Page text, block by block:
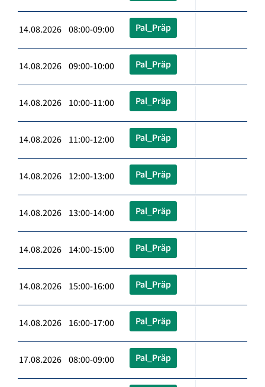
14.08.2026 08:00-09:00 Pal_Präp
14.08.2026 09:00-10:00 Pal_Präp
14.08.2026 10:00-11:00 Pal_Präp
14.08.2026 11:00-12:00 Pal_Präp
14.08.2026 12:00-13:00 Pal_Präp
14.08.2026 13:00-14:00 Pal_Präp
14.08.2026 14:00-15:00 Pal_Präp
14.08.2026 15:00-16:00 Pal_Präp
14.08.2026 16:00-17:00 Pal_Präp
17.08.2026 08:00-09:00 Pal_Präp